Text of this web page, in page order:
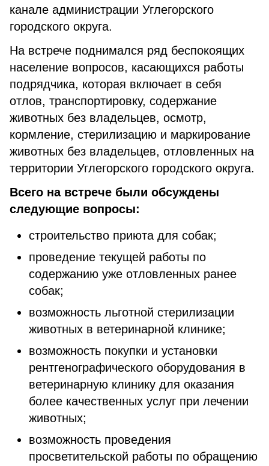
канале администрации Углегорского
городского округа.
На встрече поднимался ряд беспокоящих
население вопросов, касающихся работы
подрядчика, которая включает в себя
отлов, транспортировку, содержание
животных без владельцев, осмотр,
кормление, стерилизацию и маркирование
животных без владельцев, отловленных на
территории Углегорского городского округа.
Всего на встрече были обсуждены
следующие вопросы:
строительство приюта для собак;
проведение текущей работы по
содержанию уже отловленных ранее
собак;
возможность льготной стерилизации
животных в ветеринарной клинике;
возможность покупки и установки
рентгенографического оборудования в
ветеринарную клинику для оказания
более качественных услуг при лечении
животных;
возможность проведения
просветительской работы по обращению